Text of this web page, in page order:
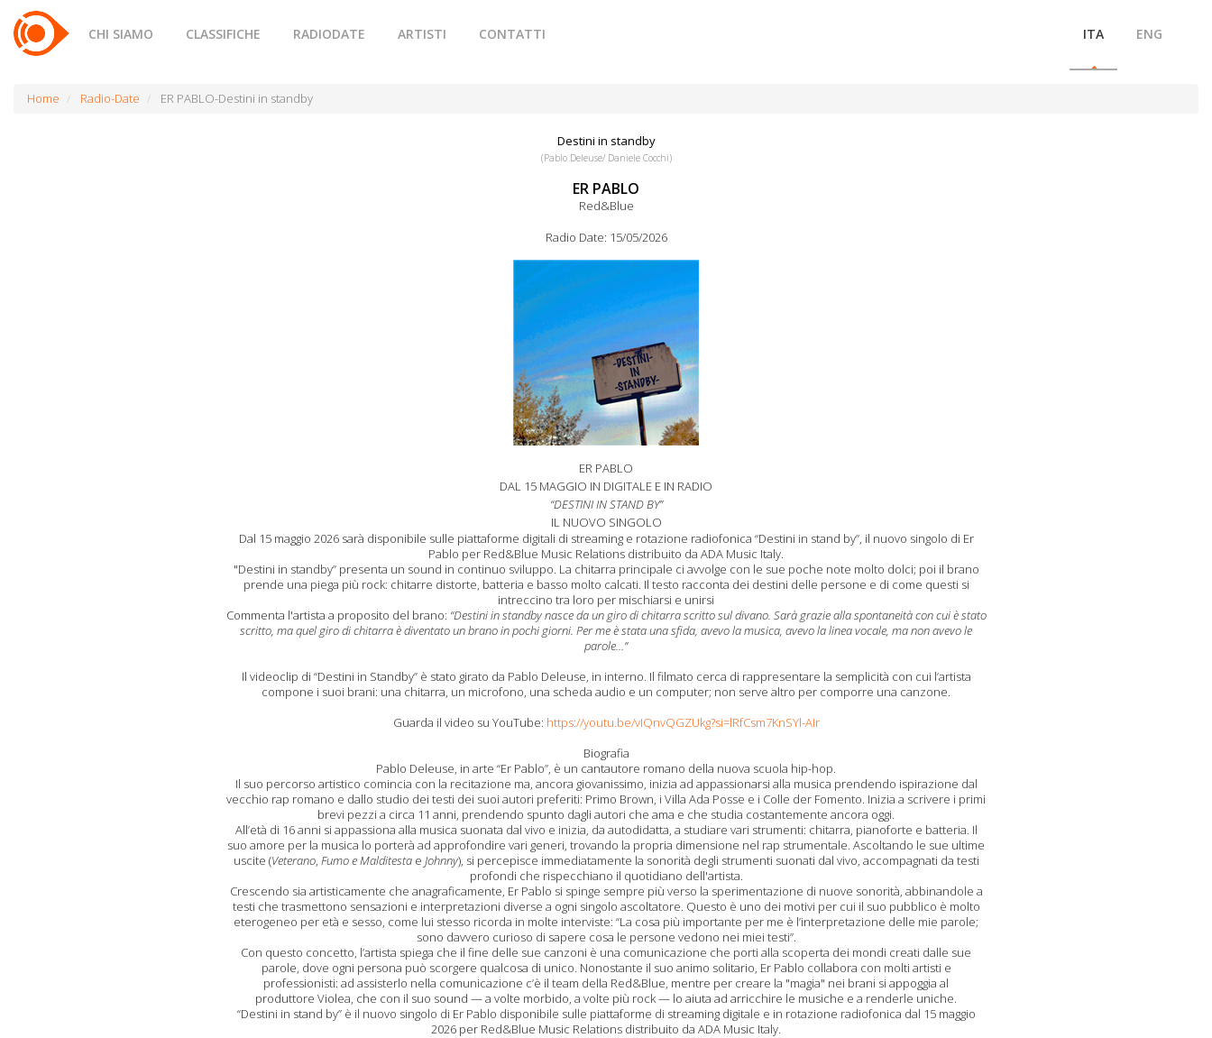
ITA ENG
CHI SIAMO CLASSIFICHE RADIODATE ARTISTI CONTATTI
Home Radio-Date ER PABLO-Destini in standby
Destini in standby
(Pablo Deleuse/ Daniele Cocchi)
ER PABLO
Red&Blue
Radio Date: 15/05/2026
ER PABLO
DAL 15 MAGGIO IN DIGITALE E IN RADIO
“DESTINI IN STAND BY”
IL NUOVO SINGOLO
Dal 15 maggio 2026 sarà disponibile sulle piattaforme digitali di streaming e rotazione radiofonica “Destini in stand by”, il nuovo singolo di Er
Pablo per Red&Blue Music Relations distribuito da ADA Music Italy.
"Destini in standby” presenta un sound in continuo sviluppo. La chitarra principale ci avvolge con le sue poche note molto dolci; poi il brano
prende una piega più rock: chitarre distorte, batteria e basso molto calcati. Il testo racconta dei destini delle persone e di come questi si
intreccino tra loro per mischiarsi e unirsi
Commenta l'artista a proposito del brano: “Destini in standby nasce da un giro di chitarra scritto sul divano. Sarà grazie alla spontaneità con cui è stato
scritto, ma quel giro di chitarra è diventato un brano in pochi giorni. Per me è stata una sfida, avevo la musica, avevo la linea vocale, ma non avevo le
parole…”
Il videoclip di “Destini in Standby” è stato girato da Pablo Deleuse, in interno. Il filmato cerca di rappresentare la semplicità con cui l’artista
compone i suoi brani: una chitarra, un microfono, una scheda audio e un computer; non serve altro per comporre una canzone.
Guarda il video su YouTube: https://youtu.be/vIQnvQGZUkg?si=lRfCsm7KnSYl-AIr
Biografia
Pablo Deleuse, in arte “Er Pablo”, è un cantautore romano della nuova scuola hip-hop.
Il suo percorso artistico comincia con la recitazione ma, ancora giovanissimo, inizia ad appassionarsi alla musica prendendo ispirazione dal
vecchio rap romano e dallo studio dei testi dei suoi autori preferiti: Primo Brown, i Villa Ada Posse e i Colle der Fomento. Inizia a scrivere i primi
brevi pezzi a circa 11 anni, prendendo spunto dagli autori che ama e che studia costantemente ancora oggi.
All’età di 16 anni si appassiona alla musica suonata dal vivo e inizia, da autodidatta, a studiare vari strumenti: chitarra, pianoforte e batteria. Il
suo amore per la musica lo porterà ad approfondire vari generi, trovando la propria dimensione nel rap strumentale. Ascoltando le sue ultime
uscite (Veterano, Fumo e Malditestae Johnny), si percepisce immediatamente la sonorità degli strumenti suonati dal vivo, accompagnati da testi
profondi che rispecchiano il quotidiano dell'artista.
Crescendo sia artisticamente che anagraficamente, Er Pablo si spinge sempre più verso la sperimentazione di nuove sonorità, abbinandole a
testi che trasmettono sensazioni e interpretazioni diverse a ogni singolo ascoltatore. Questo è uno dei motivi per cui il suo pubblico è molto
eterogeneo per età e sesso, come lui stesso ricorda in molte interviste: “La cosa più importante per me è l’interpretazione delle mie parole;
sono davvero curioso di sapere cosa le persone vedono nei miei testi”.
Con questo concetto, l’artista spiega che il fine delle sue canzoni è una comunicazione che porti alla scoperta dei mondi creati dalle sue
parole, dove ogni persona può scorgere qualcosa di unico. Nonostante il suo animo solitario, Er Pablo collabora con molti artisti e
professionisti: ad assisterlo nella comunicazione c’è il team della Red&Blue, mentre per creare la "magia" nei brani si appoggia al
produttore Violea, che con il suo sound — a volte morbido, a volte più rock — lo aiuta ad arricchire le musiche e a renderle uniche.
“Destini in stand by” è il nuovo singolo di Er Pablo disponibile sulle piattaforme di streaming digitale e in rotazione radiofonica dal 15 maggio
2026 per Red&Blue Music Relations distribuito da ADA Music Italy.